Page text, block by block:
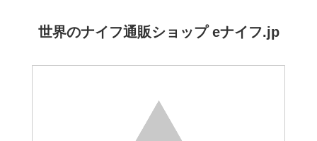
世界のナイフ通販ショップ eナイフ.jp